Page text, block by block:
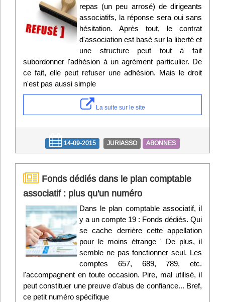
repas (un peu arrosé) de dirigeants
associatifs, la réponse sera oui sans
hésitation. Après tout, le contrat
d'association est basé sur la liberté et
une structure peut tout à fait
subordonner l'adhésion à un agrément particulier. De
ce fait, elle peut refuser une adhésion. Mais le droit
n'est pas aussi simple
La suite sur le site
14-09-2015 JURIASSO ABONNES
Fonds dédiés dans le plan comptable
associatif : plus qu'un numéro
Dans le plan comptable associatif, il
y a un compte 19 : Fonds dédiés. Qui
se cache derrière cette appellation
pour le moins étrange ' De plus, il
semble ne pas fonctionner seul. Les
comptes 657, 689, 789, etc.
l'accompagnent en toute occasion. Pire, mal utilisé, il
peut constituer une preuve d'abus de confiance... Bref,
ce petit numéro spécifique